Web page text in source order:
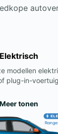
Elektrisch
modellen
plug-in-
Meer tonen